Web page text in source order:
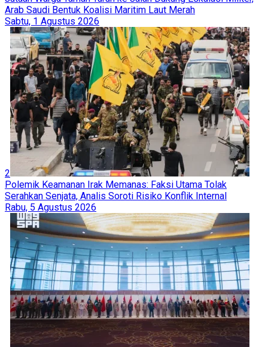
Arab Saudi Bentuk Koalisi Maritim Laut Merah
Sabtu, 1 Agustus 2026
2
Polemik Keamanan Irak Memanas: Faksi Utama Tolak
Serahkan Senjata, Analis Soroti Risiko Konflik Internal
Rabu, 5 Agustus 2026